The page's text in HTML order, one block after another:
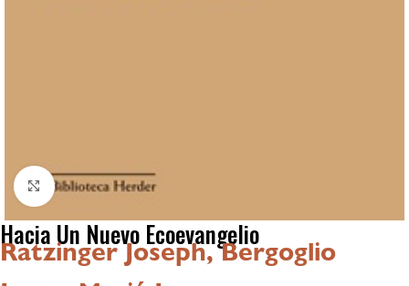
Click to enlarge
Hacia Un Nuevo Ecoevangelio
Ratzinger Joseph, Bergoglio